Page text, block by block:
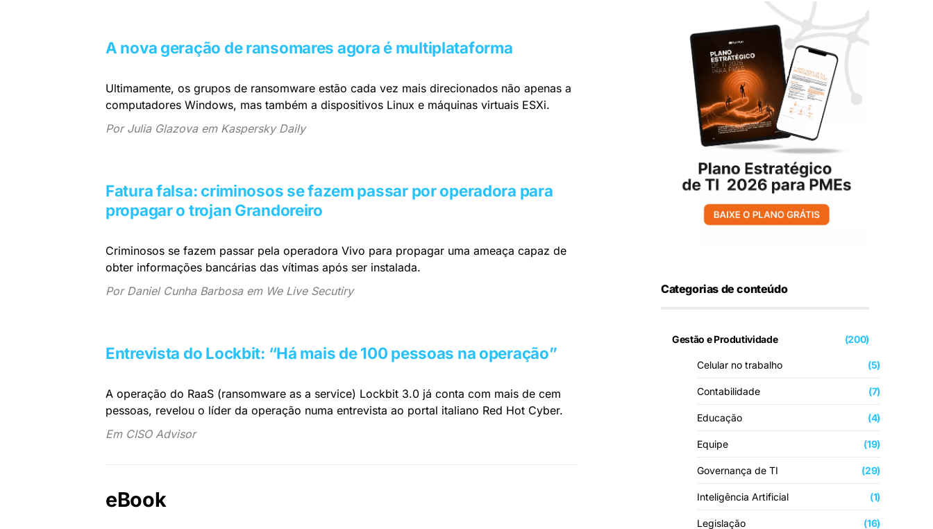
A nova geração de ransomares agora é multiplataforma
Ultimamente, os grupos de ransomware estão cada vez mais direcionados não apenas a
computadores Windows, mas também a dispositivos Linux e máquinas virtuais ESXi.
Por Julia Glazova em Kaspersky Daily
Fatura falsa: criminosos se fazem passar por operadora para
propagar o trojan Grandoreiro
Criminosos se fazem passar pela operadora Vivo para propagar uma ameaça capaz de
obter informações bancárias das vítimas após ser instalada.
Por Daniel Cunha Barbosa em We Live Secutiry
Entrevista do Lockbit: “Há mais de 100 pessoas na operação”
A operação do RaaS (ransomware as a service) Lockbit 3.0 já conta com mais de cem
pessoas, revelou o líder da operação numa entrevista ao portal italiano Red Hot Cyber.
Em CISO Advisor
eBook
Categorias de conteúdo
Gestão e Produtividade (200)
Celular no trabalho (5)
Contabilidade (7)
Educação (4)
Equipe (19)
Governança de TI (29)
Inteligência Artificial (1)
Legislação (16)